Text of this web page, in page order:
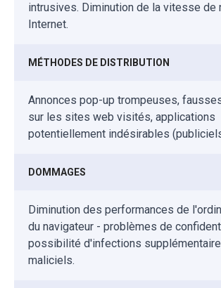
intrusives. Diminution de la vitesse de
Internet.
MÉTHODES DE DISTRIBUTION
Annonces pop-up trompeuses,
sur les sites web visités, applications
potentiellement indésirables
DOMMAGES
Diminution des performances de
du navigateur - problèmes de
possibilité d'infections
maliciels.